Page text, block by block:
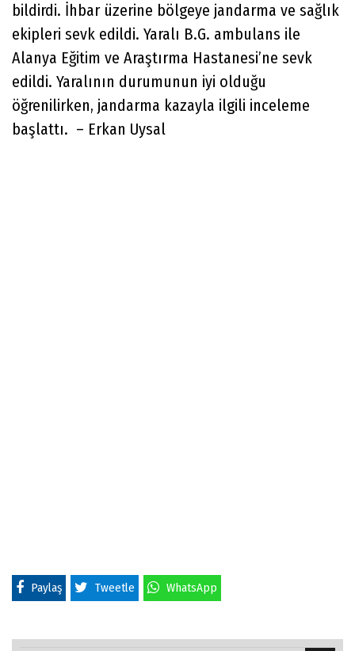
bildirdi. İhbar üzerine bölgeye jandarma ve sağlık
ekipleri sevk edildi. Yaralı B.G. ambulans ile
Alanya Eğitim ve Araştırma Hastanesi’ne sevk
edildi. Yaralının durumunun iyi olduğu
öğrenilirken, jandarma kazayla ilgili inceleme
başlattı. – Erkan Uysal
Paylaş Tweetle WhatsApp